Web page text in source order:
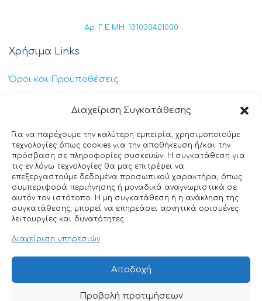
Διαχείριση Συγκατάθεσης
Για να παρέχουμε την καλύτερη εμπειρία, χρησιμοποιούμε
τεχνολογίες όπως cookies για την αποθήκευση ή/και την
πρόσβαση σε πληροφορίες συσκευών. Η συγκατάθεση για
τις εν λόγω τεχνολογίες θα μας επιτρέψει να
επεξεργαστούμε δεδομένα προσωπικού χαρακτήρα, όπως
συμπεριφορά περιήγησης ή μοναδικά αναγνωριστικά σε
αυτόν τον ιστότοπο. Η μη συγκατάθεση ή η ανάκληση της
συγκατάθεσης, μπορεί να επηρεάσει αρνητικά ορισμένες
λειτουργίες και δυνατότητες.
Διαχείριση υπηρεσιών
Αποδοχή
Προβολή προτιμήσεων
Αρ. Γ.Ε.ΜΗ: 131030401000
Χρήσιμα Links
Όροι και Προϋποθέσεις
Πολιτική Απορρήτου
Πολιτική Cookies
Επικοινωνία
+30 211 404 0235
info@ttclean.gr
© 2025 TT Clean All rights reserved. Designed by
Nuntiusweb